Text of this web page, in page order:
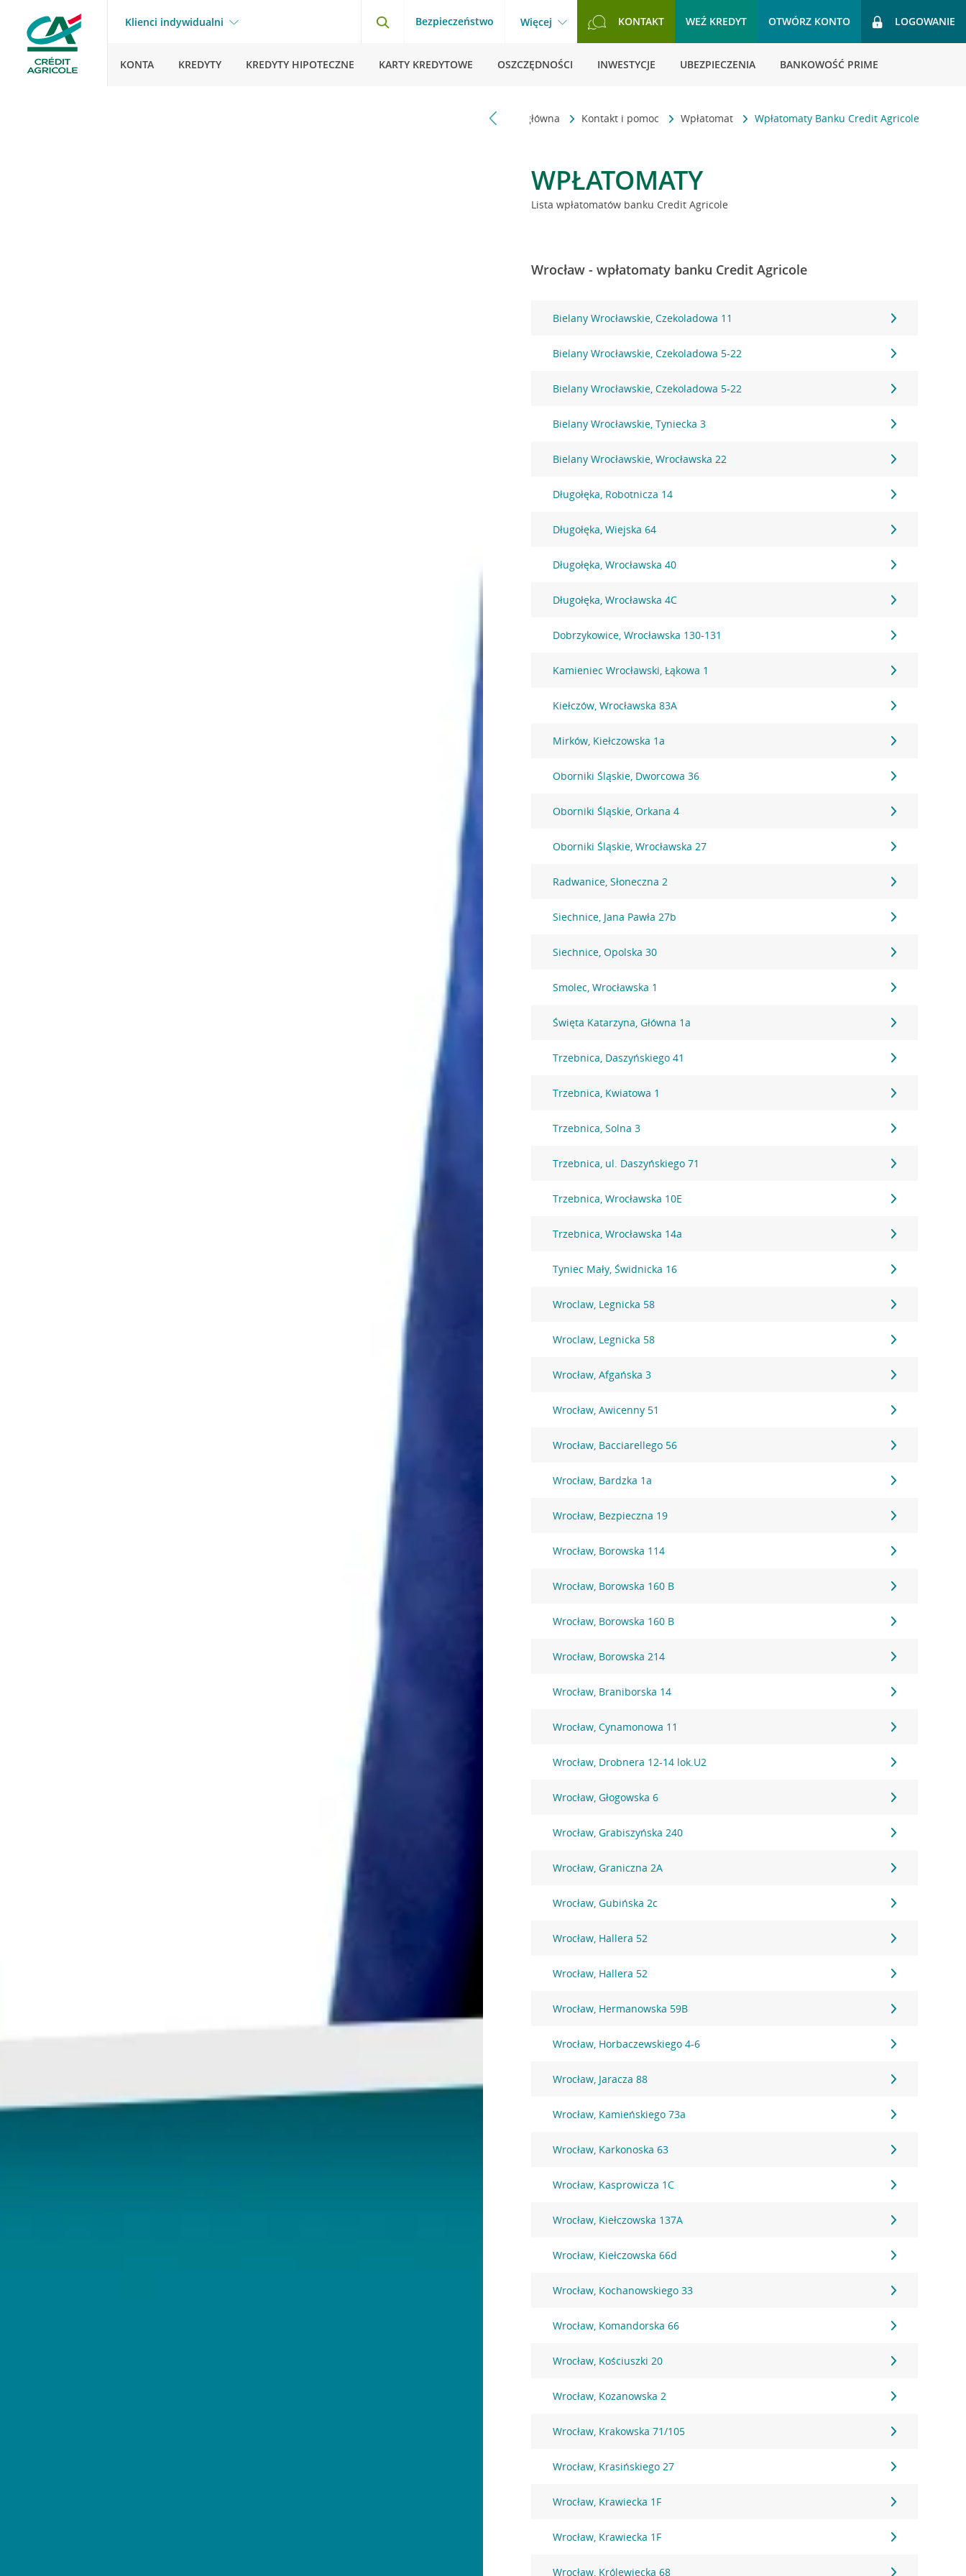
Klienci indywidualni Bezpieczeństwo Więcej KONTAKT WEŹ KREDYT OTWÓRZ KONTO LOGOWANIE
KONTA KREDYTY KREDYTY HIPOTECZNE KARTY KREDYTOWE OSZCZĘDNOŚCI INWESTYCJE UBEZPIECZENIA BANKOWOŚĆ PRIME
Strona główna Kontakt i pomoc Wpłatomat Wpłatomaty Banku Credit Agricole
WPŁATOMATY
Lista wpłatomatów banku Credit Agricole
Wrocław - wpłatomaty banku Credit Agricole
Bielany Wrocławskie, Czekoladowa 11
Bielany Wrocławskie, Czekoladowa 5-22
Bielany Wrocławskie, Czekoladowa 5-22
Bielany Wrocławskie, Tyniecka 3
Bielany Wrocławskie, Wrocławska 22
Długołęka, Robotnicza 14
Długołęka, Wiejska 64
Długołęka, Wrocławska 40
Długołęka, Wrocławska 4C
Dobrzykowice, Wrocławska 130-131
Kamieniec Wrocławski, Łąkowa 1
Kiełczów, Wrocławska 83A
Mirków, Kiełczowska 1a
Oborniki Śląskie, Dworcowa 36
Oborniki Śląskie, Orkana 4
Oborniki Śląskie, Wrocławska 27
Radwanice, Słoneczna 2
Siechnice, Jana Pawła 27b
Siechnice, Opolska 30
Smolec, Wrocławska 1
Święta Katarzyna, Główna 1a
Trzebnica, Daszyńskiego 41
Trzebnica, Kwiatowa 1
Trzebnica, Solna 3
Trzebnica, ul. Daszyńskiego 71
Trzebnica, Wrocławska 10E
Trzebnica, Wrocławska 14a
Tyniec Mały, Świdnicka 16
Wroclaw, Legnicka 58
Wroclaw, Legnicka 58
Wrocław, Afgańska 3
Wrocław, Awicenny 51
Wrocław, Bacciarellego 56
Wrocław, Bardzka 1a
Wrocław, Bezpieczna 19
Wrocław, Borowska 114
Wrocław, Borowska 160 B
Wrocław, Borowska 160 B
Wrocław, Borowska 214
Wrocław, Braniborska 14
Wrocław, Cynamonowa 11
Wrocław, Drobnera 12-14 lok.U2
Wrocław, Głogowska 6
Wrocław, Grabiszyńska 240
Wrocław, Graniczna 2A
Wrocław, Gubińska 2c
Wrocław, Hallera 52
Wrocław, Hallera 52
Wrocław, Hermanowska 59B
Wrocław, Horbaczewskiego 4-6
Wrocław, Jaracza 88
Wrocław, Kamieńskiego 73a
Wrocław, Karkonoska 63
Wrocław, Kasprowicza 1C
Wrocław, Kiełczowska 137A
Wrocław, Kiełczowska 66d
Wrocław, Kochanowskiego 33
Wrocław, Komandorska 66
Wrocław, Kościuszki 20
Wrocław, Kozanowska 2
Wrocław, Krakowska 71/105
Wrocław, Krasińskiego 27
Wrocław, Krawiecka 1F
Wrocław, Krawiecka 1F
Wrocław, Królewiecka 68